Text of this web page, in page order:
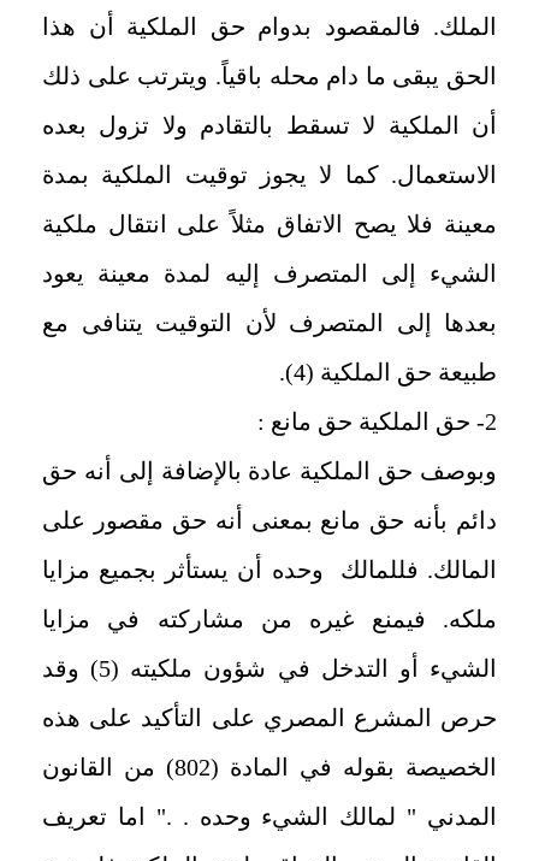
الملك. فالمقصود بدوام حق الملكية أن هذا
الحق يبقى ما دام محله باقياً. ويترتب على ذلك
أن الملكية لا تسقط بالتقادم ولا تزول بعده
الاستعمال. كما لا يجوز توقيت الملكية بمدة
معينة فلا يصح الاتفاق مثلاً على انتقال ملكية
الشيء إلى المتصرف إليه لمدة معينة يعود
بعدها إلى المتصرف لأن التوقيت يتنافى مع
طبيعة حق الملكية (4).
2- حق الملكية حق مانع :
وبوصف حق الملكية عادة بالإضافة إلى أنه حق
دائم بأنه حق مانع بمعنى أنه حق مقصور على
المالك. فللمالك وحده أن يستأثر بجميع مزايا
ملكه. فيمنع غيره من مشاركته في مزايا
الشيء أو التدخل في شؤون ملكيته (5) وقد
حرص المشرع المصري على التأكيد على هذه
الخصيصة بقوله في المادة (802) من القانون
المدني " لمالك الشيء وحده . ." اما تعريف